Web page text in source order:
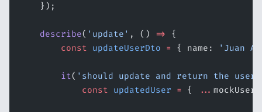
    });
    describe
( 'update' , () =>
{
        const
updateUserDto = { name: 'Juan
        it
( 'should update and return the user'
            const
updatedUser = { ...